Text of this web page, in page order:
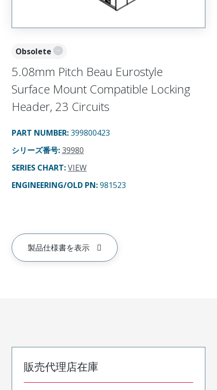
Obsolete
5.08mm Pitch Beau Eurostyle
Surface Mount Compatible Locking
Header, 23 Circuits
PART NUMBER:399800423
シリーズ番号:39980
SERIES CHART:VIEW
ENGINEERING/OLD PN:981523
製品仕様書を表示
販売代理店在庫